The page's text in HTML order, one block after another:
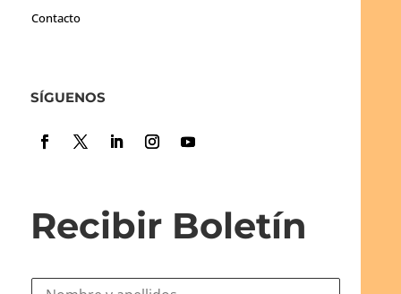
Contacto
SÍGUENOS
Recibir Boletín
N